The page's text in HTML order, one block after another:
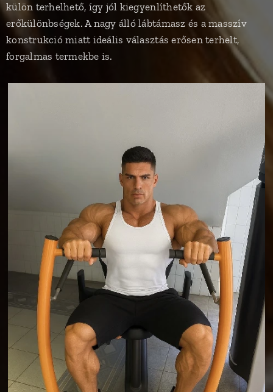
külön terhelhető, így jól kiegyenlíthetők az
erőkülönbségek. A nagy álló lábtámasz és a masszív
konstrukció miatt ideális választás erősen terhelt,
forgalmas termekbe is.